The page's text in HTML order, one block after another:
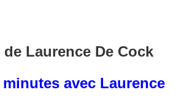
Laurence De Cock
avec Laurence